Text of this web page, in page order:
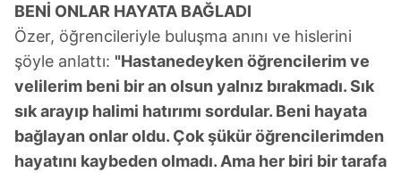
BENİ ONLAR HAYATA BAĞLADI
Özer, öğrencileriyle buluşma anını ve hislerini
şöyle anlattı: "Hastanedeyken öğrencilerim ve
velilerim beni bir an olsun yalnız bırakmadı. Sık
sık arayıp halimi hatırımı sordular. Beni hayata
bağlayan onlar oldu. Çok şükür öğrencilerimden
hayatını kaybeden olmadı. Ama her biri bir tarafa